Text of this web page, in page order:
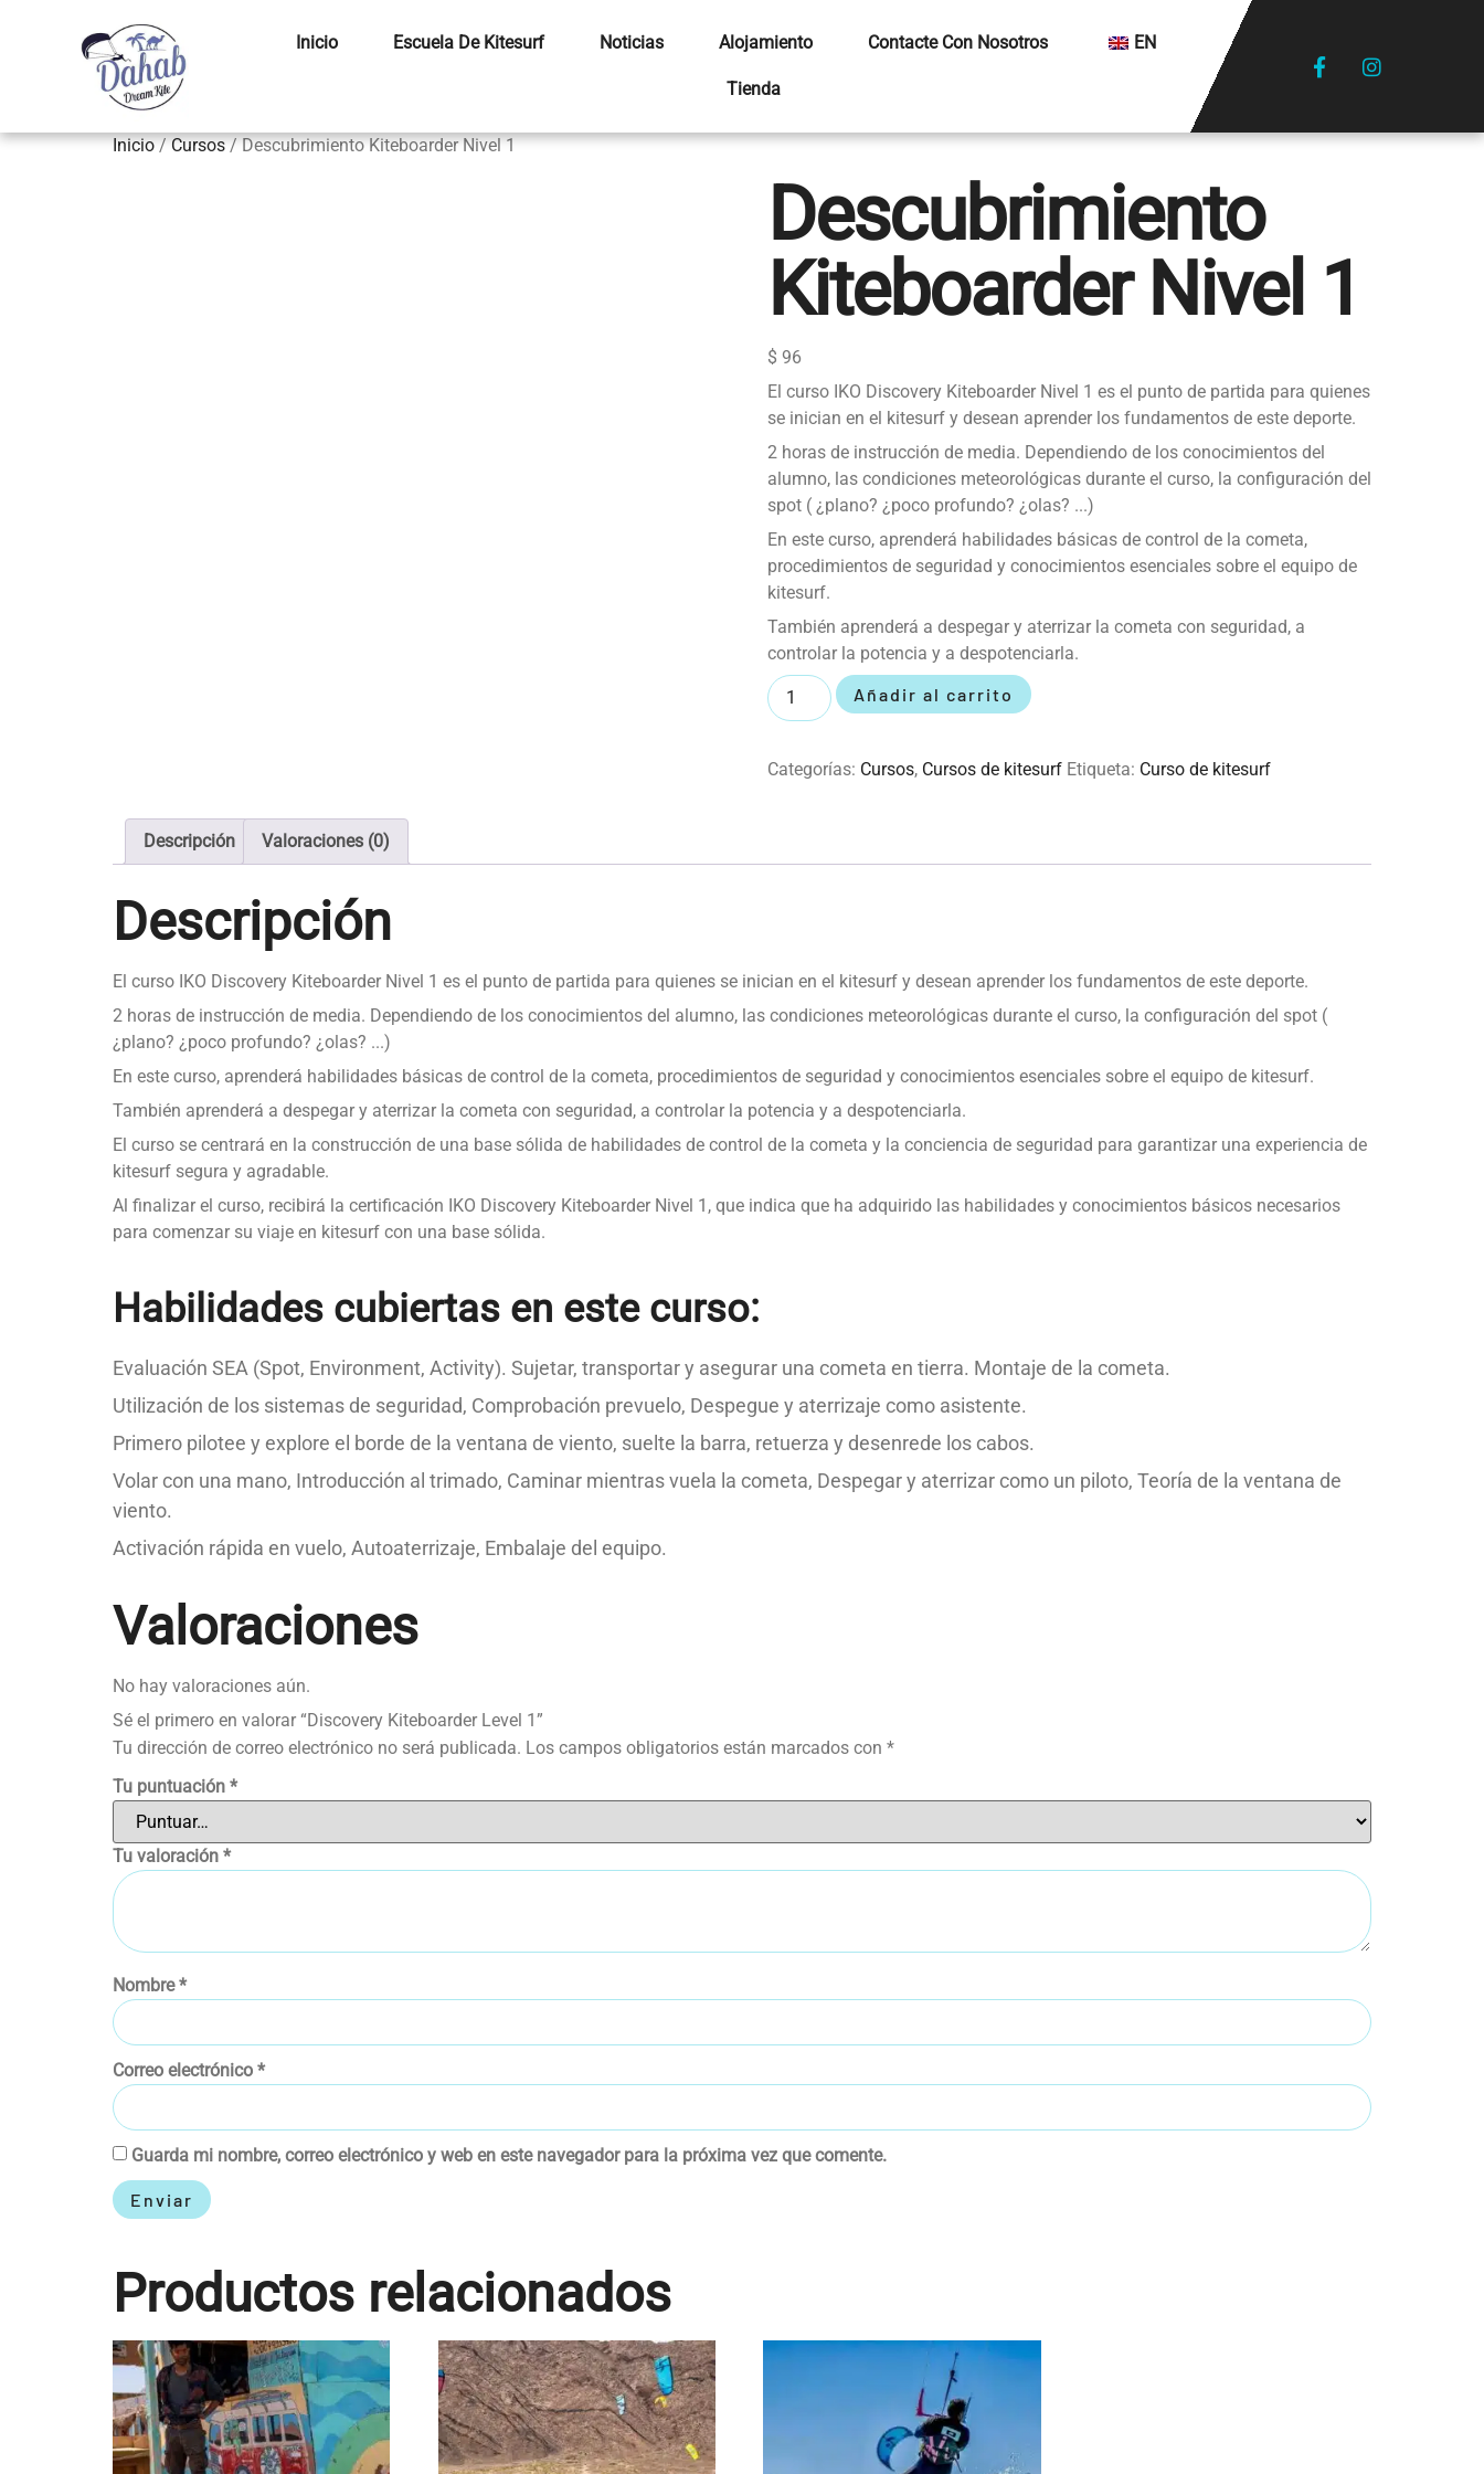
Inicio Escuela De Kitesurf Noticias Alojamiento Contacte Con Nosotros EN
Tienda
Inicio/Cursos/ Descubrimiento Kiteboarder Nivel 1
Descubrimiento
Kiteboarder Nivel 1
$ 96
El curso IKO Discovery Kiteboarder Nivel 1 es el punto de partida para quienes
se inician en el kitesurf y desean aprender los fundamentos de este deporte.
2 horas de instrucción de media. Dependiendo de los conocimientos del
alumno, las condiciones meteorológicas durante el curso, la configuración del
spot ( ¿plano? ¿poco profundo? ¿olas? ...)
En este curso, aprenderá habilidades básicas de control de la cometa,
procedimientos de seguridad y conocimientos esenciales sobre el equipo de
kitesurf.
También aprenderá a despegar y aterrizar la cometa con seguridad, a
controlar la potencia y a despotenciarla.
Añadir al carrito
Categorías: Cursos, Cursos de kitesurf Etiqueta: Curso de kitesurf
Descripción Valoraciones (0)
Descripción
El curso IKO Discovery Kiteboarder Nivel 1 es el punto de partida para quienes se inician en el kitesurf y desean aprender los fundamentos de este deporte.
2 horas de instrucción de media. Dependiendo de los conocimientos del alumno, las condiciones meteorológicas durante el curso, la configuración del spot (
¿plano? ¿poco profundo? ¿olas? ...)
En este curso, aprenderá habilidades básicas de control de la cometa, procedimientos de seguridad y conocimientos esenciales sobre el equipo de kitesurf.
También aprenderá a despegar y aterrizar la cometa con seguridad, a controlar la potencia y a despotenciarla.
El curso se centrará en la construcción de una base sólida de habilidades de control de la cometa y la conciencia de seguridad para garantizar una experiencia de
kitesurf segura y agradable.
Al finalizar el curso, recibirá la certificación IKO Discovery Kiteboarder Nivel 1, que indica que ha adquirido las habilidades y conocimientos básicos necesarios
para comenzar su viaje en kitesurf con una base sólida.
Habilidades cubiertas en este curso:
Evaluación SEA (Spot, Environment, Activity). Sujetar, transportar y asegurar una cometa en tierra. Montaje de la cometa.
Utilización de los sistemas de seguridad, Comprobación prevuelo, Despegue y aterrizaje como asistente.
Primero pilotee y explore el borde de la ventana de viento, suelte la barra, retuerza y desenrede los cabos.
Volar con una mano, Introducción al trimado, Caminar mientras vuela la cometa, Despegar y aterrizar como un piloto, Teoría de la ventana de
viento.
Activación rápida en vuelo, Autoaterrizaje, Embalaje del equipo.
Valoraciones
No hay valoraciones aún.
Sé el primero en valorar “Discovery Kiteboarder Level 1”
Tu dirección de correo electrónico no será publicada. Los campos obligatorios están marcados con *
Tu puntuación *
Tu valoración *
Nombre*
Correo electrónico *
Guarda mi nombre, correo electrónico y web en este navegador para la próxima vez que comente.
Productos relacionados